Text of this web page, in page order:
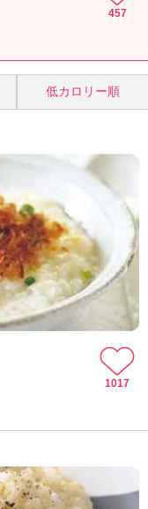
457
低カロリー順
1017